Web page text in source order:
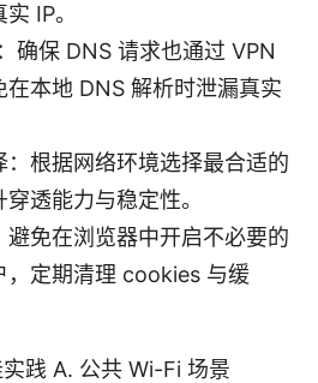
IP。
确保 DNS 请求也通过 VPN
在本地 DNS 解析时泄漏真实
：根据网络环境选择最合适的
透能力与稳定性。
避免在浏览器中开启不必要的
，定期清理 cookies 与缓
践 A. 公共 Wi-Fi 场景